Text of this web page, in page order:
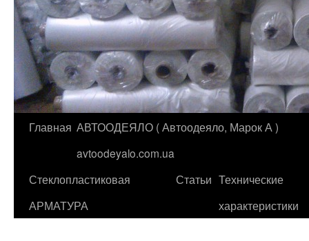
Перейти
содержимому
Главная АВТООДЕЯЛО ( Автоодеяло, Марок А )
avtoodeyalo.com.ua
Стеклопластиковая
АРМАТУРА
Статьи Технические
характеристики